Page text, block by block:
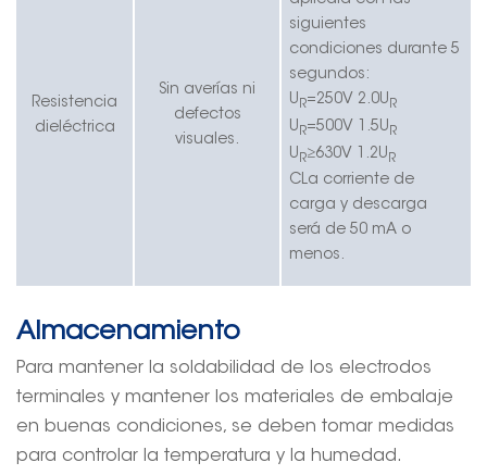
Resistencia
dieléctrica
Sin averías ni
defectos
visuales.
siguientes
condiciones durante 5
segundos:
U R=250V 2.0U R
U R=500V 1.5U R
U R≥630V 1.2U R
CLa corriente de
carga y descarga
será de 50 mA o
menos.
Almacenamiento
Para mantener la soldabilidad de los electrodos
terminales y mantener los materiales de embalaje
en buenas condiciones, se deben tomar medidas
para controlar la temperatura y la humedad.